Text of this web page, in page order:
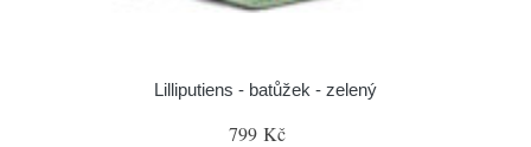
Lilliputiens - batůžek - zelený
799 Kč